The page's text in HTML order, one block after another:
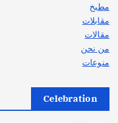
مطبخ
مقابلات
مقالات
من نحن
منوعات
Celebration